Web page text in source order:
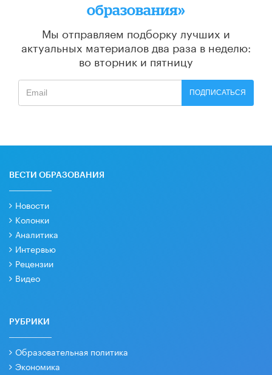
образования»
Мы отправляем подборку лучших и
актуальных материалов два раза в неделю:
во вторник и пятницу
ПОДПИСАТЬСЯ
ВЕСТИ ОБРАЗОВАНИЯ
Новости
Колонки
Аналитика
Интервью
Рецензии
Видео
РУБРИКИ
Образовательная политика
Экономика